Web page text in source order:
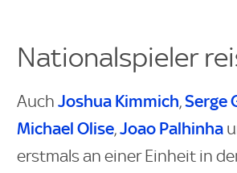
Nationalspieler
Auch Joshua Kimmich,Serge
Michael Olise,Joao Palhinha
erstmals an einer Einheit in